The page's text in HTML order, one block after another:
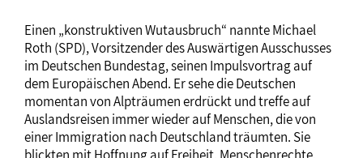
Einen „konstruktiven Wutausbruch“ nannte Michael
Roth (SPD), Vorsitzender des Auswärtigen Ausschusses
im Deutschen Bundestag, seinen Impulsvortrag auf
dem Europäischen Abend. Er sehe die Deutschen
momentan von Alpträumen erdrückt und treffe auf
Auslandsreisen immer wieder auf Menschen, die von
einer Immigration nach Deutschland träumten. Sie
blickten mit Hoffnung auf Freiheit, Menschenrechte,